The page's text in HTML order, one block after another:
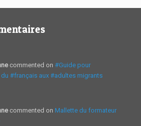
commented on #Guide pour
#français aux #adultes migrants
commented on Mallette du formateur